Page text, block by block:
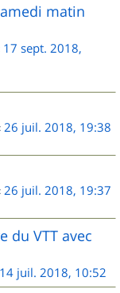
matin
17 sept. 2018,
26 juil. 2018, 19:38
26 juil. 2018, 19:37
du VTT avec
14 juil. 2018, 10:52